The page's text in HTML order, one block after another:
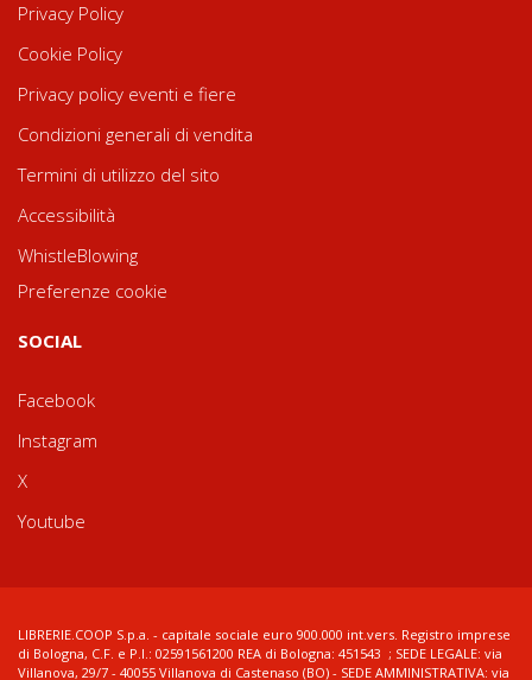
Privacy Policy
Cookie Policy
Privacy policy eventi e fiere
Condizioni generali di vendita
Termini di utilizzo del sito
Accessibilità
WhistleBlowing
Preferenze cookie
SOCIAL
Facebook
Instagram
X
Youtube
LIBRERIE.COOP S.p.a. - capitale sociale euro 900.000 int.vers. Registro imprese
di Bologna, C.F. e P.I.: 02591561200 REA di Bologna: 451543 ; SEDE LEGALE: via
Villanova, 29/7 - 40055 Villanova di Castenaso (BO) - SEDE AMMINISTRATIVA: via